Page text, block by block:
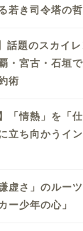
若き司令塔の
話題のスカイ
・宮古・石垣
術
「情熱」を「
立ち向かうイ
虚さ」のルーツ
ー少年の心」